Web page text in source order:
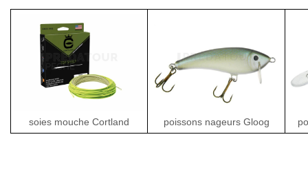
soies mouche Cortland poissons nageurs Gloog